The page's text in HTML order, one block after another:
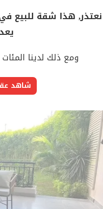
ومع ذلك لدينا
شاهد